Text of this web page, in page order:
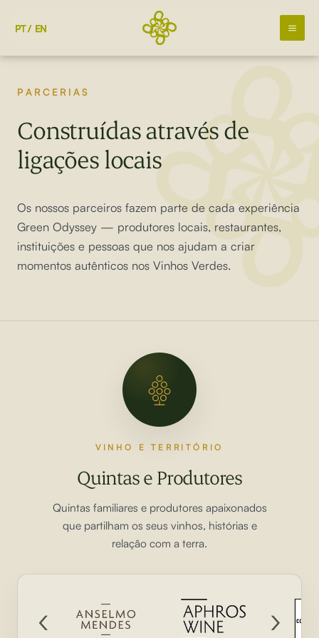
PT EN
PARCERIAS
Construídas através de
ligações locais
Os nossos parceiros fazem parte de cada experiência
Green Odyssey — produtores locais, restaurantes,
instituições e pessoas que nos ajudam a criar
momentos autênticos nos Vinhos Verdes.
VINHO E TERRITÓRIO
Quintas e Produtores
Quintas familiares e produtores apaixonados
que partilham os seus vinhos, histórias e
relação com a terra.
‹ ›